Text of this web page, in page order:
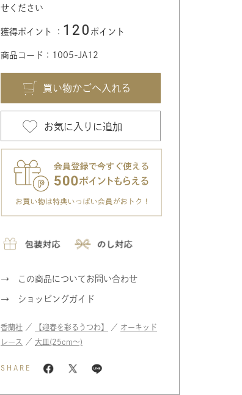
せください
獲得ポイント ： 120 ポイント
商品コード：1005-JA12
お気に入りに追加
この商品についてお問い合わせ
ショッピングガイド
香蘭社 ／ 【迎春を彩るうつわ】 ／ オーキッド
レース
／ 大皿(25cm〜)
SHARE